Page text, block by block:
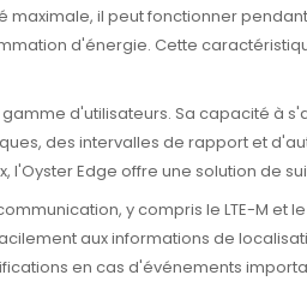
il peut fonctionner
d'énergie. Cette
d'utilisateurs. Sa capacité à
des intervalles de rapport et
Edge offre une solution de
y compris le LTE-M et
aux informations de
en cas d'événements